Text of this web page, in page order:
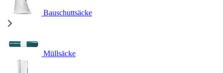
Bauschuttsäcke
Müllsäcke